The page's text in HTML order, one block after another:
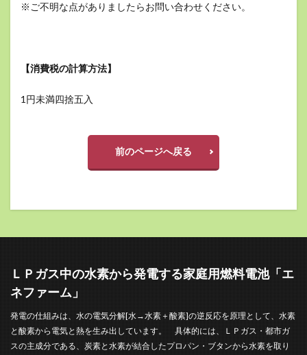
※ご不明な点がありましたらお問い合わせください。
【消費税の計算方法】
1円未満四捨五入
前のページへ戻る
ＬＰガス中の水素から発電する家庭用燃料電池「エ
ネファーム」
発電の仕組みは、水の電気分解[水→水素＋酸素]の逆反応を原理として、水素
と酸素から電気と熱を生み出しています。 具体的には、ＬＰガス・都市ガ
スの主成分である、炭素と水素が結合したプロパン・ブタンから水素を取り